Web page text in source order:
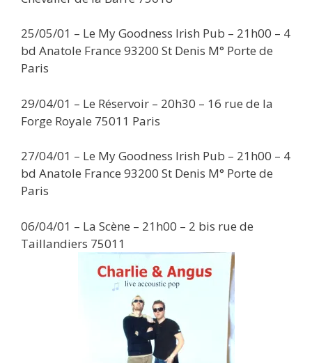
25/05/01 – Le My Goodness Irish Pub – 21h00 – 4
bd Anatole France 93200 St Denis M° Porte de
Paris
29/04/01 – Le Réservoir – 20h30 – 16 rue de la
Forge Royale 75011 Paris
27/04/01 – Le My Goodness Irish Pub – 21h00 – 4
bd Anatole France 93200 St Denis M° Porte de
Paris
06/04/01 – La Scène – 21h00 – 2 bis rue de
Taillandiers 75011